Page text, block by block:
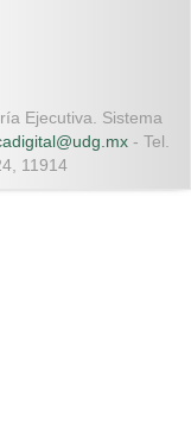
Ejecutiva. Sistema
- Tel.
11914